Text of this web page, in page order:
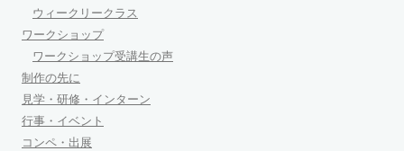
ウィークリークラス
ワークショップ
ワークショップ受講生の声
制作の先に
見学・研修・インターン
行事・イベント
コンペ・出展